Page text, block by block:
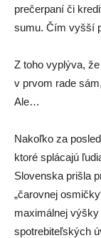
prečerpaní či
sumu. Čím vyšší
Z toho vyplýva,
v prvom rade
Ale…
Nakoľko za
ktoré splácajú
Slovenska prišla
„čarovnej
maximálnej
spotrebiteľských